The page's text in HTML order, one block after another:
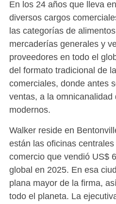
En los 24 años que lleva
diversos cargos
las categorías de
mercaderías generales y
proveedores en todo el
del formato tradicional de
comerciales, donde antes
ventas, a la omnicanalidad
modernos.
Walker reside en
están las oficinas
comercio que vendió US$
global en 2025. En esa
plana mayor de la firma,
todo el planeta. La